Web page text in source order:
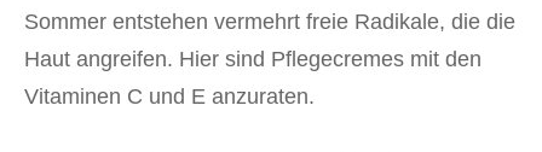
Sommer entstehen vermehrt freie Radikale, die die
Haut angreifen. Hier sind Pflegecremes mit den
Vitaminen C und E anzuraten.